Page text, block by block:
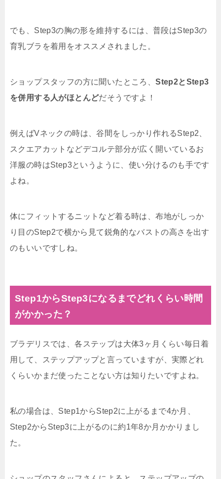
でも、Step3の胸の形を維持するには、普段はStep3の
育乳ブラを着用をオススメされました。
ショップスタッフの方に聞いたところ、Step2とStep3
を併用する人がほとんどだそうですよ！
例えばVネックの時は、谷間をしっかり作れるStep2、
スクエアカットなどデコルテ部分が広く開いているお
洋服の時はStep3というように、使い分けるのも手です
よね。
体にフィットするニットなど着る時は、布地がしっか
り目のStep2で横から見て鋭角的なバストの高さを出す
のもいいですしね。
Step1からStep3になるまでどれくらい時間
がかかった？
ブラデリスでは、各ステップは大体3ヶ月くらい毎日着
用して、ステップアップと言っていますが、実際どれ
くらいかまだ使ったことない方は知りたいですよね。
私の場合は、Step1からStep2に上がるまで4か月、
Step2からStep3に上がるのに約1年8か月かかりまし
た。